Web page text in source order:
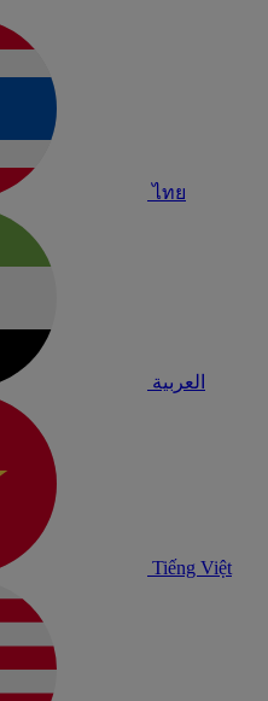
ไทย
العربية
Tiếng Việt